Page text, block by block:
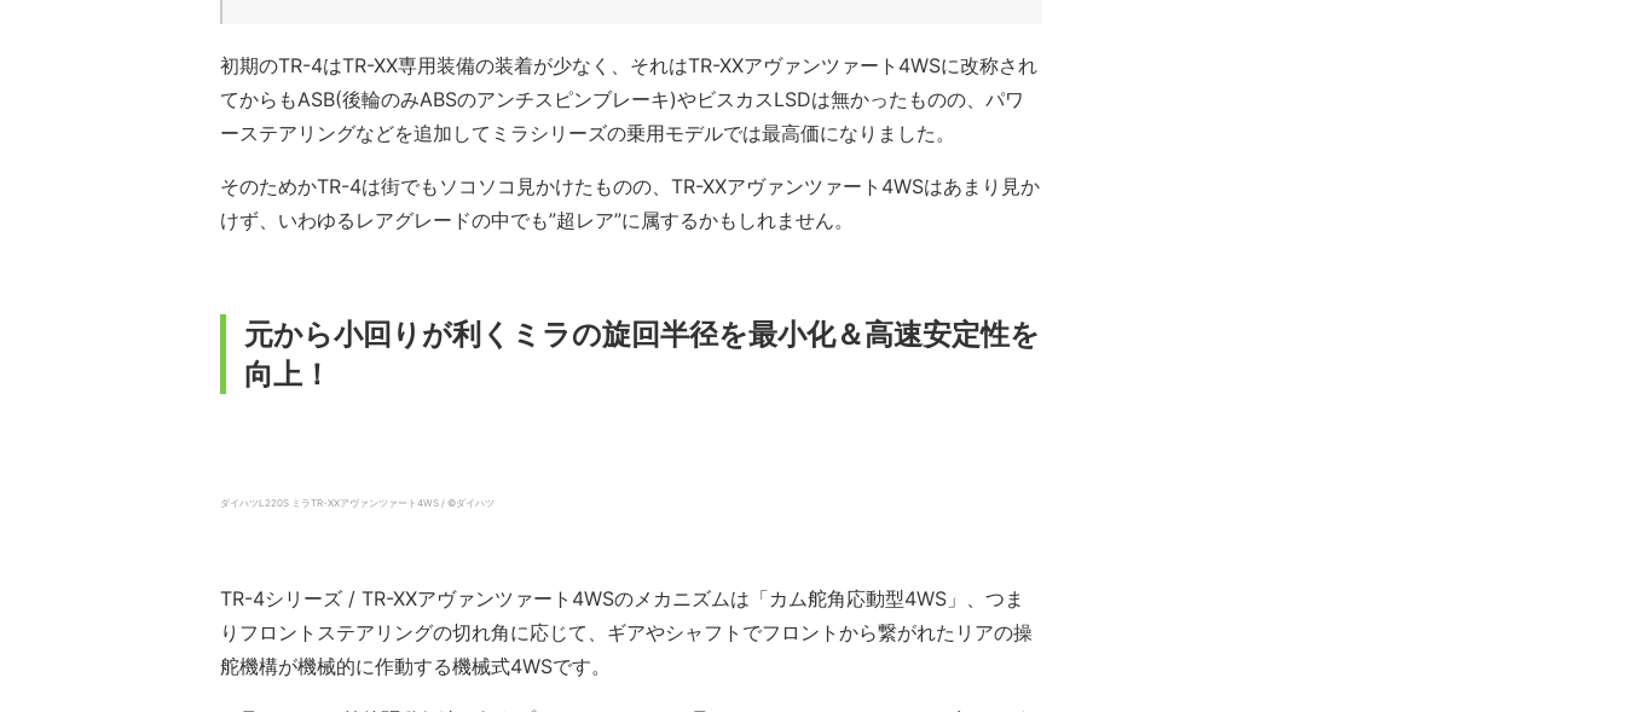
初期のTR-4はTR-XX専用装備の装着が少なく、それはTR-XXアヴァンツァート4WSに改称され
てからもASB(後輪のみABSのアンチスピンブレーキ)やビスカスLSDは無かったものの、パワ
ーステアリングなどを追加してミラシリーズの乗用モデルでは最高価になりました。
そのためかTR-4は街でもソコソコ見かけたものの、TR-XXアヴァンツァート4WSはあまり見か
けず、いわゆるレアグレードの中でも”超レア”に属するかもしれません。
元から小回りが利くミラの旋回半径を最小化＆高速安定性を
向上！
ダイハツL220S ミラTR-XXアヴァンツァート4WS / ©ダイハツ
TR-4シリーズ / TR-XXアヴァンツァート4WSのメカニズムは「カム舵角応動型4WS」、つま
りフロントステアリングの切れ角に応じて、ギアやシャフトでフロントから繋がれたリアの操
舵機構が機械的に作動する機械式4WSです。